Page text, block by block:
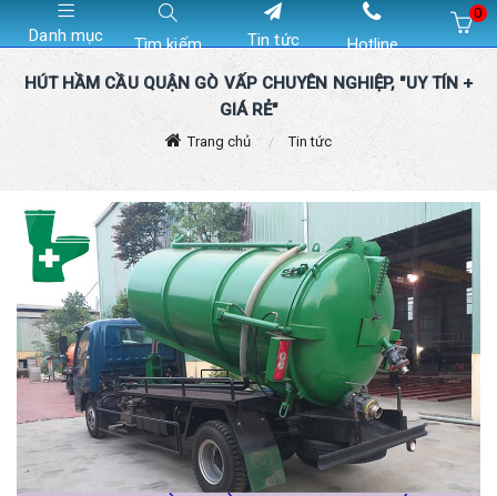
Danh mục Tìm kiếm Tin tức Hotline
0
HÚT HẦM CẦU QUẬN GÒ VẤP CHUYÊN NGHIỆP, "UY TÍN +
GIÁ RẺ"
Trang chủ Tin tức